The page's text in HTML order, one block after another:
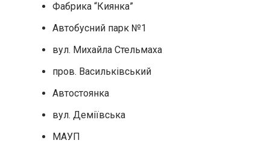
Фабрика “Киянка”
Автобусний парк №1
вул. Михайла Стельмаха
пров. Васильківський
Автостоянка
вул. Деміївська
МАУП